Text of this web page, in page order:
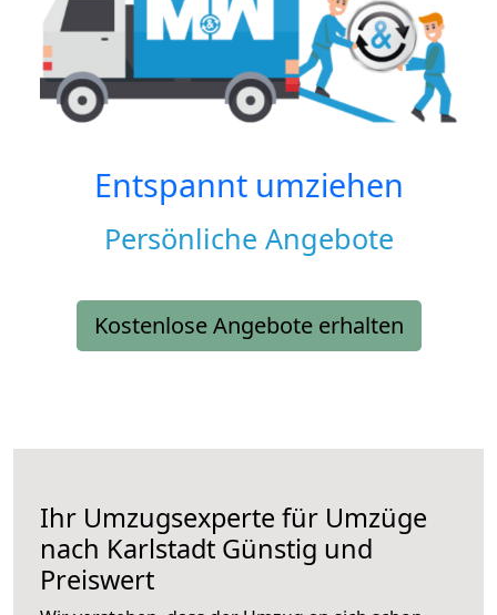
Entspannt umziehen
Persönliche Angebote
Kostenlose Angebote erhalten
Ihr Umzugsexperte für Umzüge
nach Karlstadt Günstig und
Preiswert